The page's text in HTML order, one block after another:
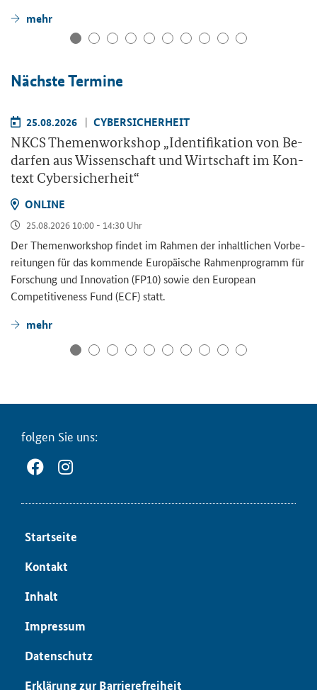
mehr
Nächs­te Ter­mi­ne
25.08.2026 CY­BER­SI­CHER­HEIT
NKCS The­men­work­shop „Iden­ti­fi­ka­ti­on von Be­
dar­fen aus Wis­sen­schaft und Wirt­schaft im Kon­
text Cy­ber­si­cher­heit“
ON­LINE
25.08.2026 10:00 - 14:30 Uhr
Der The­men­work­shop fin­det im Rah­men der in­halt­li­chen Vor­be­
rei­tun­gen für das kom­men­de Eu­ro­päi­sche Rah­men­pro­gramm für
For­schung und In­no­va­ti­on (FP10) sowie den European
Competitiveness Fund(ECF) statt.
mehr
fol­gen Sie uns:
Start­sei­te
Kon­takt
In­halt
Im­pres­sum
Da­ten­schutz
Er­klä­rung zur Bar­rie­re­frei­heit